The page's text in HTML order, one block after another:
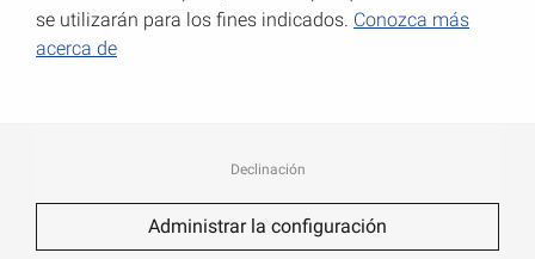
Número de art.: 010067600
se utilizarán para los fines indicados. Conozca más
acerca de
Declinación
Administrar la configuración